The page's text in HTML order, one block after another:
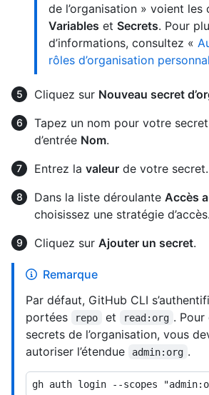
de l’organisation » voient les
Variables et Secrets. Pour
d’informations, consultez «
rôles d’organisation
Cliquez sur Nouveau secret
Tapez un nom pour votre
d’entrée Nom.
Entrez la valeur de votre secret.
Dans la liste déroulante Accès
choisissez une stratégie d’accès.
Cliquez sur Ajouter un secret.
Remarque
Par défaut, GitHub CLI
portées
repo et read:org . Pour
secrets de l’organisation, vous
autoriser l’étendue
admin:org .